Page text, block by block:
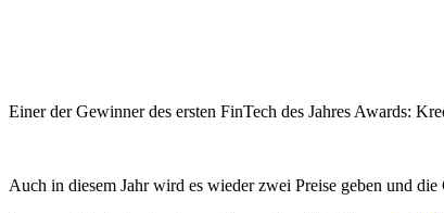
Einer der Gewinner des ersten FinTech des Jahres Awards:
Auch in diesem Jahr wird es wieder zwei Preise geben und